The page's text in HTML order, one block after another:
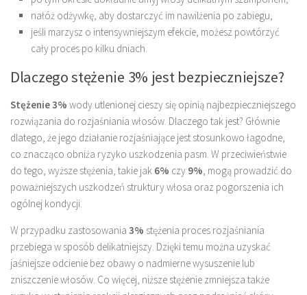
nałóż odżywkę, aby dostarczyć im nawilżenia po zabiegu,
jeśli marzysz o intensywniejszym efekcie, możesz powtórzyć
cały proces po kilku dniach.
Dlaczego stężenie 3% jest bezpieczniejsze?
Stężenie 3% wody utlenionej cieszy się opinią najbezpieczniejszego
rozwiązania do rozjaśniania włosów. Dlaczego tak jest? Głównie
dlatego, że jego działanie rozjaśniające jest stosunkowo łagodne,
co znacząco obniża ryzyko uszkodzenia pasm. W przeciwieństwie
do tego, wyższe stężenia, takie jak 6% czy 9%, mogą prowadzić do
poważniejszych uszkodzeń struktury włosa oraz pogorszenia ich
ogólnej kondycji.
W przypadku zastosowania 3% stężenia proces rozjaśniania
przebiega w sposób delikatniejszy. Dzięki temu można uzyskać
jaśniejsze odcienie bez obawy o nadmierne wysuszenie lub
zniszczenie włosów. Co więcej, niższe stężenie zmniejsza także